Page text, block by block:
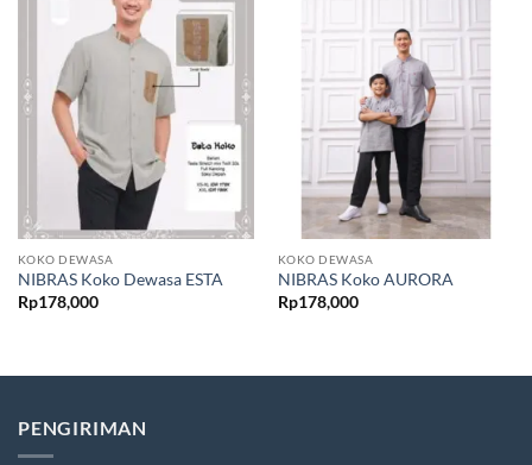
KOKO DEWASA
NIBRAS Koko Dewasa ESTA
Rp178,000
KOKO DEWASA
NIBRAS Koko AURORA
Rp178,000
PENGIRIMAN